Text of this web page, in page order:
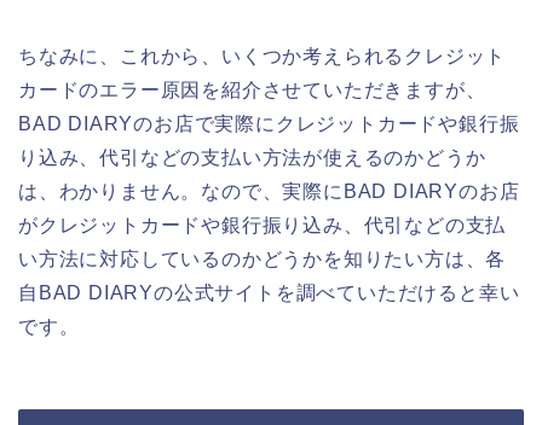
ちなみに、これから、いくつか考えられるクレジット
カードのエラー原因を紹介させていただきますが、
BAD DIARYのお店で実際にクレジットカードや銀行振
り込み、代引などの支払い方法が使えるのかどうか
は、わかりません。なので、実際にBAD DIARYのお店
がクレジットカードや銀行振り込み、代引などの支払
い方法に対応しているのかどうかを知りたい方は、各
自BAD DIARYの公式サイトを調べていただけると幸い
です。